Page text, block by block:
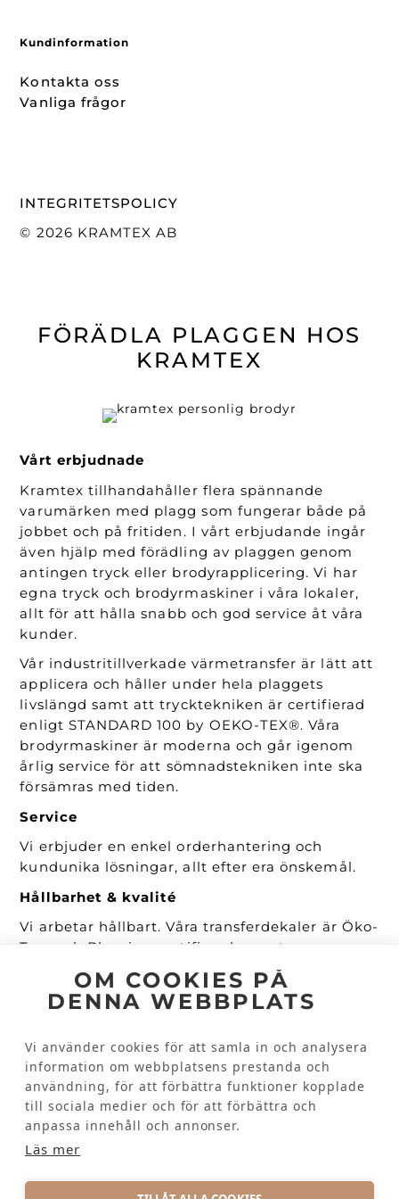
OM COOKIES PÅ
DENNA WEBBPLATS
Vi använder cookies för att samla in och analysera
information om webbplatsens prestanda och
användning, för att förbättra funktioner kopplade
till sociala medier och för att förbättra och
anpassa innehåll och annonser.
Läs mer
Kundinformation
Kontakta oss
Vanliga frågor
INTEGRITETSPOLICY
© 2026 KRAMTEX AB
FÖRÄDLA PLAGGEN HOS
KRAMTEX
Vårt erbjudnade
Kramtex tillhandahåller flera spännande
varumärken med plagg som fungerar både på
jobbet och på fritiden. I vårt erbjudande ingår
även hjälp med förädling av plaggen genom
antingen tryck eller brodyrapplicering. Vi har
egna tryck och brodyrmaskiner i våra lokaler,
allt för att hålla snabb och god service åt våra
kunder.
Vår industritillverkade värmetransfer är lätt att
applicera och håller under hela plaggets
livslängd samt att trycktekniken är certifierad
enligt STANDARD 100 by OEKO-TEX®. Våra
brodyrmaskiner är moderna och går igenom
årlig service för att sömnadstekniken inte ska
försämras med tiden.
Service
Vi erbjuder en enkel orderhantering och
kundunika lösningar, allt efter era önskemål.
Hållbarhet & kvalité
Vi arbetar hållbart. Våra transferdekaler är Öko-
Tex- och Bluesign certifierade samt
PVC/Ftalatfria. De är mjuka, anpassningsbara
och tål många gånger både industritvätt och
torktumling.
Snabba leveranser
Vi lagerhåller våra kunders transferdekaler
utan extra kostnad och kan därför
tillhandahålla en repeatorder snabbt och
effektivt.
BE OM OFFERT